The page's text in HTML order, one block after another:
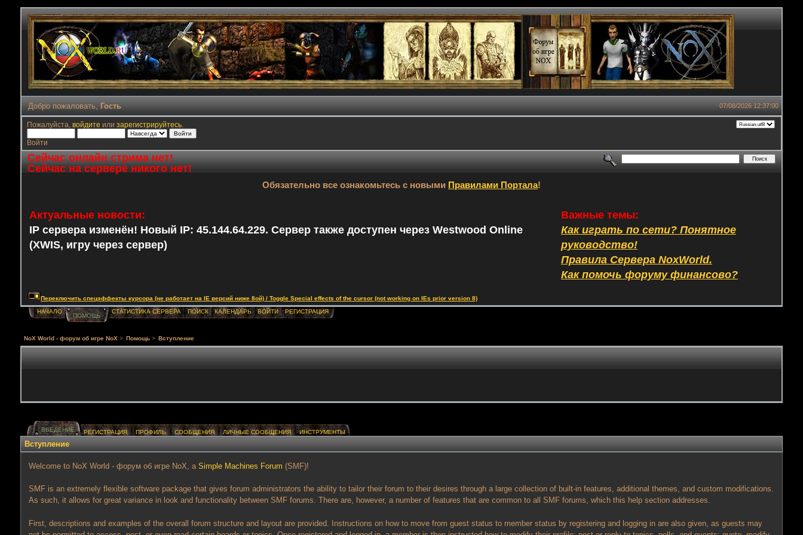
07/08/2026 12:37:00
Добро пожаловать, Гость
Пожалуйста, войдите или зарегистрируйтесь.
Войти
Сейчас онлайн стрима нет!
Сейчас на сервере никого нет!
Обязательно все ознакомьтесь с новыми Правилами Портала!
Актуальные новости:
IP сервера изменён! Новый IP: 45.144.64.229. Сервер также доступен через Westwood Online
(XWIS, игру через сервер)
Важные темы:
Как играть по сети? Понятное
руководство!
Правила Сервера NoxWorld.
Как помочь форуму финансово?
Переключить спецэффекты курсора (не работает на IE версий ниже 8ой) / Toggle Special effects of the cursor (not working on IEs prior version 8)
НАЧАЛО
ПОМОЩЬ
СТАТИСТИКА СЕРВЕРА ПОИСК КАЛЕНДАРЬ ВОЙТИ РЕГИСТРАЦИЯ
NoX World - форум об игре NoX > Помощь > Вступление
ВВЕДЕНИЕ РЕГИСТРАЦИЯ ПРОФИЛЬ СООБЩЕНИЯ ЛИЧНЫЕ СООБЩЕНИЯ ИНСТРУМЕНТЫ
Вступление
Welcome to NoX World - форум об игре NoX, a Simple Machines Forum (SMF)!
SMF is an extremely flexible software package that gives forum administrators the ability to tailor their forum to their desires through a large collection of built-in features, additional themes, and custom modifications.
As such, it allows for great variance in look and functionality between SMF forums. There are, however, a number of features that are common to all SMF forums, which this help section addresses.
First, descriptions and examples of the overall forum structure and layout are provided. Instructions on how to move from guest status to member status by registering and logging in are also given, as guests may